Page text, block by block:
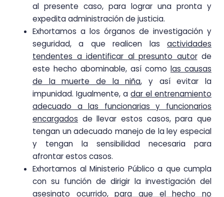
al presente caso, para lograr una pronta y
expedita administración de justicia.
Exhortamos a los órganos de investigación y
seguridad, a que realicen las actividades
tendentes a identificar al presunto autorde
este hecho abominable, así como las causas
de la muerte de la niña, y así evitar la
impunidad. Igualmente, a dar el entrenamiento
adecuado a las funcionarias y funcionarios
encargados de llevar estos casos, para que
tengan un adecuado manejo de la ley especial
y tengan la sensibilidad necesaria para
afrontar estos casos.
Exhortamos al Ministerio Público a que cumpla
con su función de dirigir la investigación del
asesinato ocurrido,para que el hecho no